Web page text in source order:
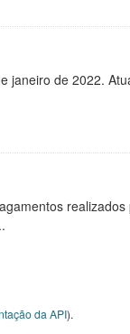
de 2022.
da API).